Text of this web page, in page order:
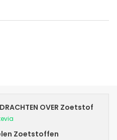
OVER Zoetstof
Zoetstoffen